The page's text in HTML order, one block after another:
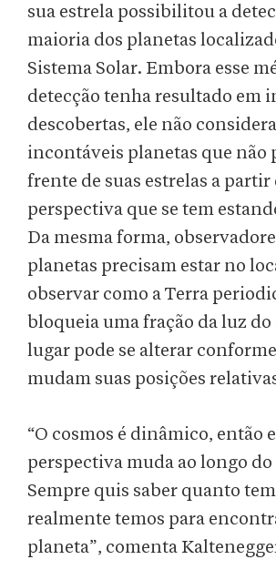
sua estrela possibilitou a
maioria dos planetas
Sistema Solar. Embora esse
detecção tenha resultado em
descobertas, ele não
incontáveis planetas que não
frente de suas estrelas a partir
perspectiva que se tem
Da mesma forma,
planetas precisam estar no
observar como a Terra
bloqueia uma fração da luz do
lugar pode se alterar
mudam suas posições
“O cosmos é dinâmico, então
perspectiva muda ao longo
Sempre quis saber quanto
realmente temos para
planeta”, comenta